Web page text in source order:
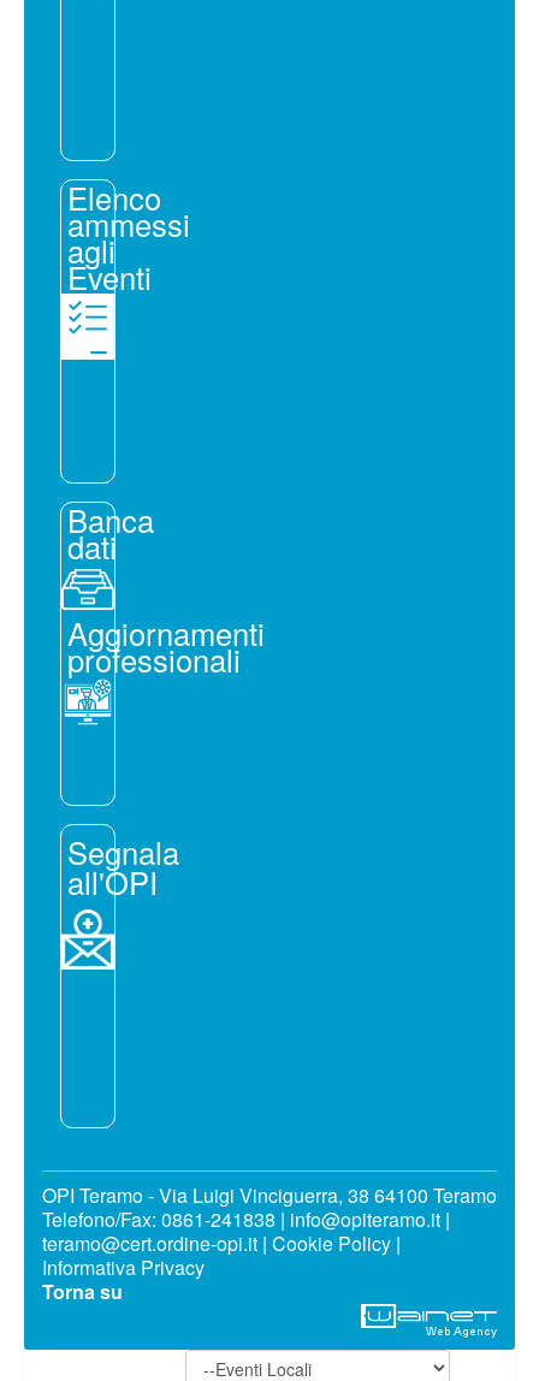
Elenco
ammessi
agli
Eventi
Banca
dati
Aggiornamenti
professionali
Segnala
all'OPI
OPI Teramo - Via Luigi Vinciguerra, 38 64100 Teramo
Telefono/Fax: 0861-241838 | info@opiteramo.it |
teramo@cert.ordine-opi.it | Cookie Policy |
Informativa Privacy
Torna su